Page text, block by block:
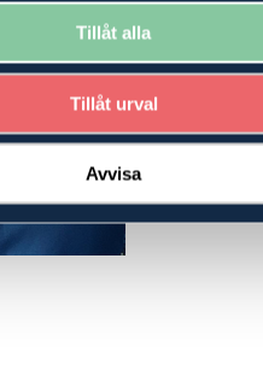
Tillåt alla
Tillåt urval
Avvisa